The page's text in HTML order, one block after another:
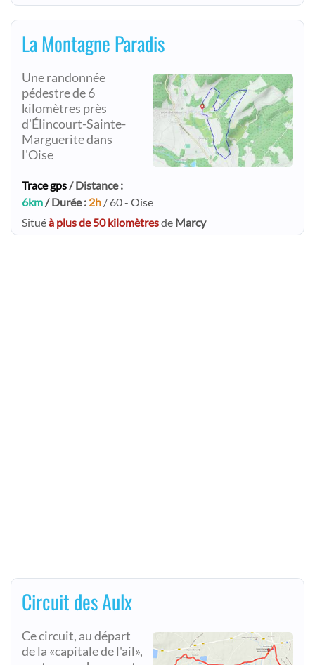
La Montagne Paradis
Une randonnée
pédestre de 6
kilomètres près
d'Élincourt-Sainte-
Marguerite dans
l'Oise
Trace gps/ Distance :
6km/ Durée : 2h / 60 - Oise
Situéà plus de 50 kilomètresde Marcy
Circuit des Aulx
Ce circuit, au départ
de la «capitale de l'ail»,